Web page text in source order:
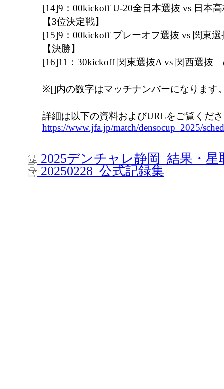
[14]9：00kickoff U-20全日本選抜 vs 日本
【3位決定戦】
[15]9：00kickoff プレーオフ選抜 vs 関東
【決勝】
[16]11：30kickoff 関東選抜A vs 関西選抜
※[]内の数字はマッチナンバーになります
詳細は以下の資料およびURLをご覧くだ
https://www.jfa.jp/match/densocup_2025/
2025デンチャレ静岡_結果・星
20250228_公式記録集